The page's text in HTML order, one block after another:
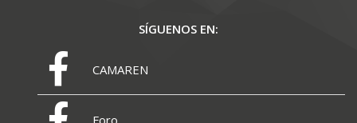
SÍGUENOS EN:
CAMAREN
Foro